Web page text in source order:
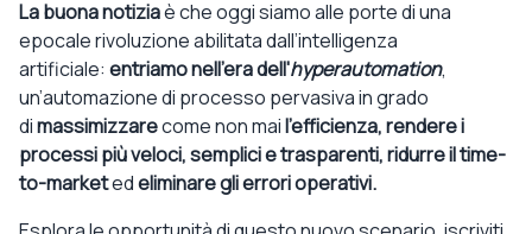
La buona notiziaè che oggi siamo alle porte di una
epocale rivoluzione abilitata dall’intelligenza
artificiale: entriamo nell’era dell'hyperautomation,
un’automazione di processo pervasiva in grado
dimassimizzarecome non mail’efficienza, rendere i
processi più veloci, semplici e trasparenti, ridurre il time-
to-marketedeliminare gli errori operativi.